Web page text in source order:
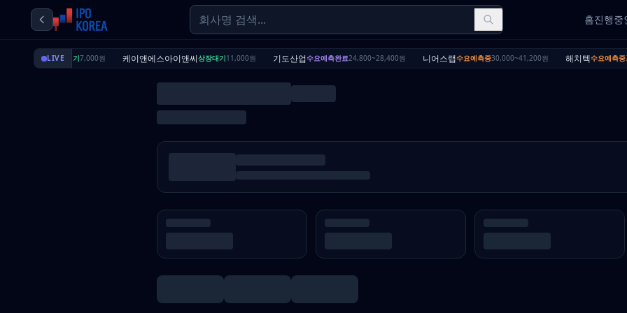
홈진행중
LIVE
딜리셔스상장대기7,000원 케이앤에스아이앤씨상장대기11,000원 기도산업수요예측완료24,800~28,400원 니어스랩수요예측중30,000~41,200원 해치텍수요예측중